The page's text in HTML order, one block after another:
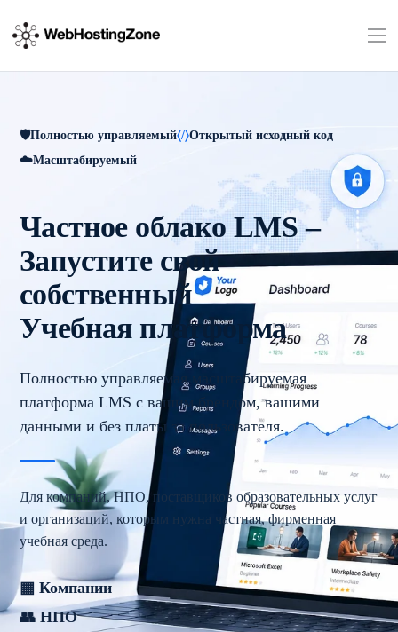
Полностью управляемый
Открытый исходный код
Масштабируемый
Частное облако LMS –
Запустите свой
собственный
Учебная платформа
Полностью управляемая масштабируемая
платформа LMS с вашим брендом, вашими
данными и без платы за пользователя.
Для компаний, НПО, поставщиков образовательных услуг
и организаций, которым нужна частная, фирменная
учебная среда.
▦ Компании
👥 НПО